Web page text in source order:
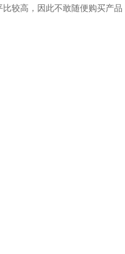
比较高，因此不敢随便购买产